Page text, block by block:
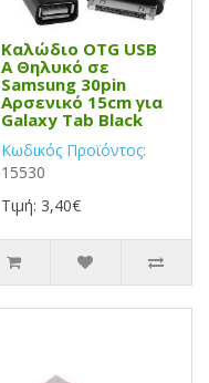
Καλώδιο OTG USB
Α Θηλυκό σε
Samsung 30pin
Αρσενικό 15cm για
Galaxy Tab Black
Κωδικός Προϊόντος:
15530
Τιμή: 3,40€